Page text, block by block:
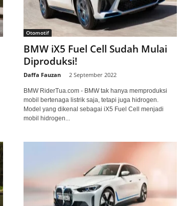
Otomotif
BMW iX5 Fuel Cell Sudah Mulai
Diproduksi!
Daffa Fauzan 2 September 2022
BMW RiderTua.com - BMW tak hanya memproduksi
mobil bertenaga listrik saja, tetapi juga hidrogen.
Model yang dikenal sebagai iX5 Fuel Cell menjadi
mobil hidrogen...